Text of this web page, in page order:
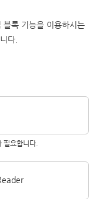
록 기능을 이용하시는
다.
필요합니다.